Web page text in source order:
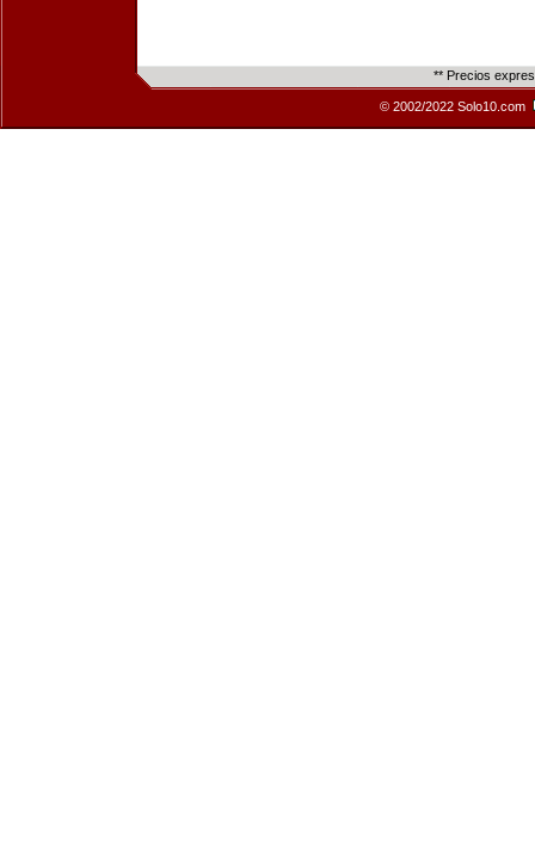
** Precios
© 2002/2022 Solo10.com